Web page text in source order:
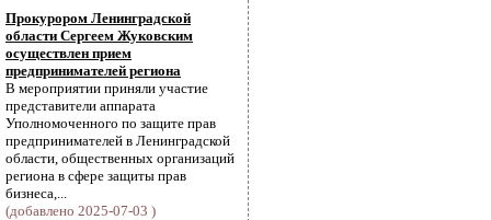
Прокурором Ленинградской
области Сергеем Жуковским
осуществлен прием
предпринимателей региона
В мероприятии приняли участие
представители аппарата
Уполномоченного по защите прав
предпринимателей в Ленинградской
области, общественных организаций
региона в сфере защиты прав
бизнеса,...
(добавлено 2025-07-03 )